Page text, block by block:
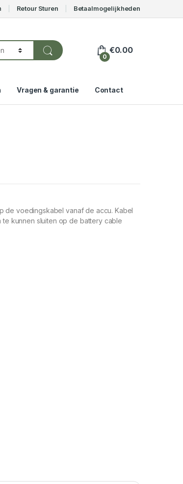
Retour Sturen Betaalmogelijkheden
0
€0.00
Vragen & garantie Contact
de voedingskabel vanaf de accu. Kabel
kunnen sluiten op de battery cable